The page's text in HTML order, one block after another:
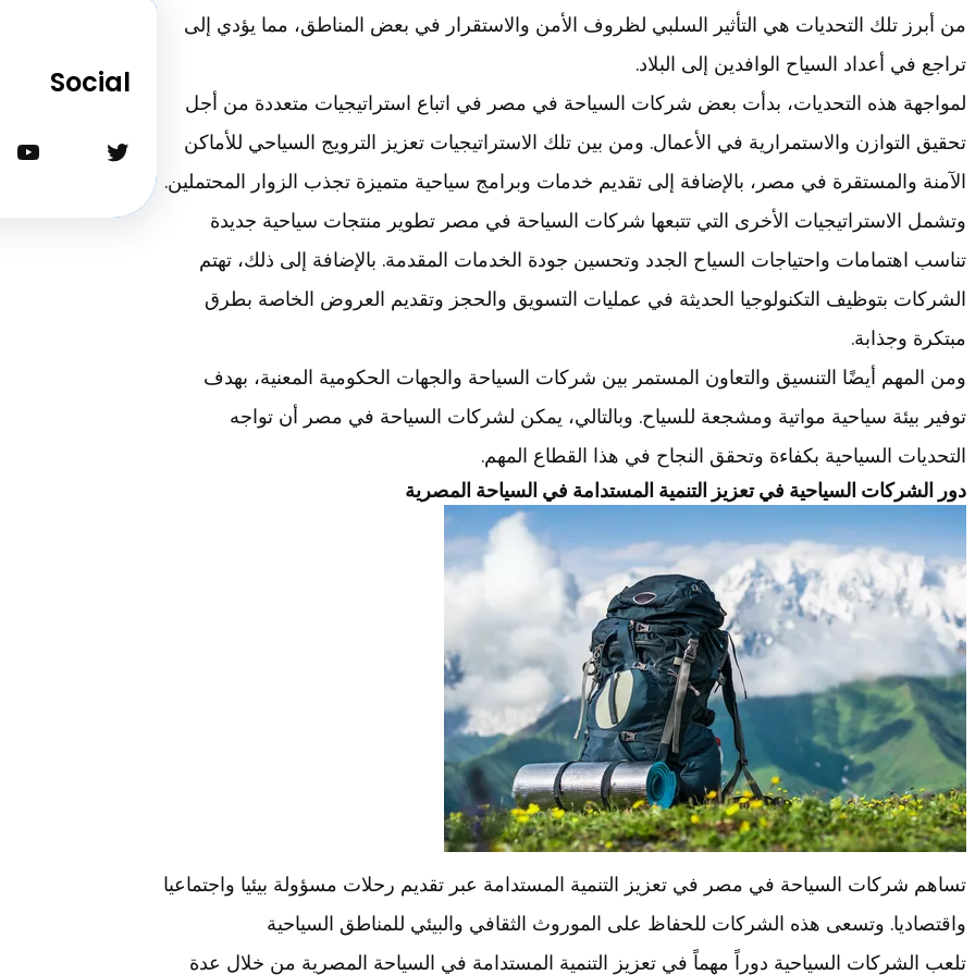
من أبرز تلك التحديات هي التأثير السلبي لظروف الأمن والاستقرار في بعض المناطق، مما يؤدي إلى
تراجع في أعداد السياح الوافدين إلى البلاد.
لمواجهة هذه التحديات، بدأت بعض شركات السياحة في مصر في اتباع استراتيجيات متعددة من أجل
تحقيق التوازن والاستمرارية في الأعمال. ومن بين تلك الاستراتيجيات تعزيز الترويج السياحي للأماكن
الآمنة والمستقرة في مصر، بالإضافة إلى تقديم خدمات وبرامج سياحية متميزة تجذب الزوار المحتملين.
وتشمل الاستراتيجيات الأخرى التي تتبعها شركات السياحة في مصر تطوير منتجات سياحية جديدة
تناسب اهتمامات واحتياجات السياح الجدد وتحسين جودة الخدمات المقدمة. بالإضافة إلى ذلك، تهتم
الشركات بتوظيف التكنولوجيا الحديثة في عمليات التسويق والحجز وتقديم العروض الخاصة بطرق
مبتكرة وجذابة.
ومن المهم أيضًا التنسيق والتعاون المستمر بين شركات السياحة والجهات الحكومية المعنية، بهدف
توفير بيئة سياحية مواتية ومشجعة للسياح. وبالتالي، يمكن لشركات السياحة في مصر أن تواجه
التحديات السياحية بكفاءة وتحقق النجاح في هذا القطاع المهم.
دور الشركات السياحية في تعزيز التنمية المستدامة في السياحة المصرية
تساهم شركات السياحة في مصر في تعزيز التنمية المستدامة عبر تقديم رحلات مسؤولة بيئيا واجتماعيا
واقتصاديا. وتسعى هذه الشركات للحفاظ على الموروث الثقافي والبيئي للمناطق السياحية
تلعب الشركات السياحية دوراً مهماً في تعزيز التنمية المستدامة في السياحة المصرية من خلال عدة
Social
تويتر
يوتيوب